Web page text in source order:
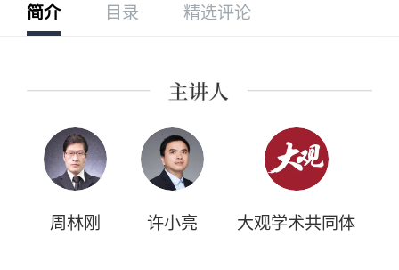
简介 目录 精选评论
周林刚 许小亮 大观学术共同体